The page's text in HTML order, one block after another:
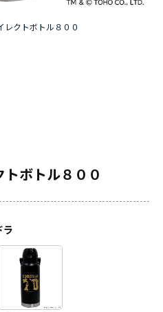
レクトボトル８００
ボトル８００
ラ